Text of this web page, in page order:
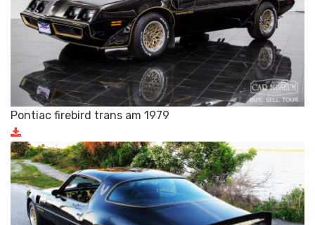
Pontiac firebird trans am 1979